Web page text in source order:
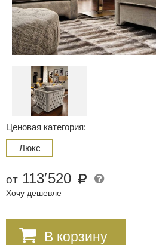
Ценовая категория:
Люкс
от 113′520
Хочу дешевле
В корзину